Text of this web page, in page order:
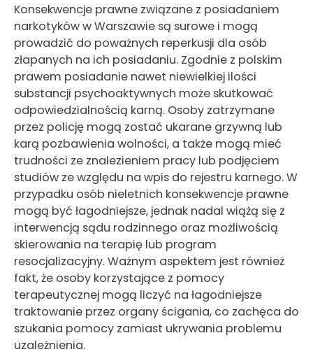
Konsekwencje prawne związane z posiadaniem
narkotyków w Warszawie są surowe i mogą
prowadzić do poważnych reperkusji dla osób
złapanych na ich posiadaniu. Zgodnie z polskim
prawem posiadanie nawet niewielkiej ilości
substancji psychoaktywnych może skutkować
odpowiedzialnością karną. Osoby zatrzymane
przez policję mogą zostać ukarane grzywną lub
karą pozbawienia wolności, a także mogą mieć
trudności ze znalezieniem pracy lub podjęciem
studiów ze względu na wpis do rejestru karnego. W
przypadku osób nieletnich konsekwencje prawne
mogą być łagodniejsze, jednak nadal wiążą się z
interwencją sądu rodzinnego oraz możliwością
skierowania na terapię lub program
resocjalizacyjny. Ważnym aspektem jest również
fakt, że osoby korzystające z pomocy
terapeutycznej mogą liczyć na łagodniejsze
traktowanie przez organy ścigania, co zachęca do
szukania pomocy zamiast ukrywania problemu
uzależnienia.